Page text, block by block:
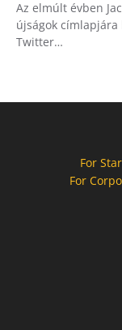
Az elmúlt évben
újságok
Twitter…
For
For